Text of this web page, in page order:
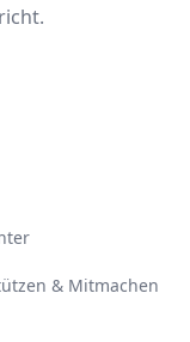
& Mitmachen